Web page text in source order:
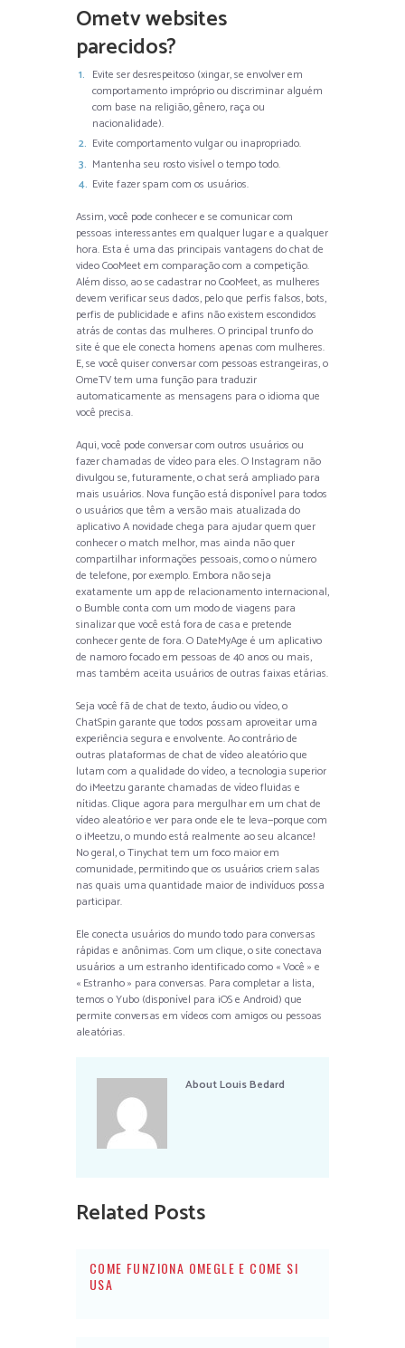
Ometv websites
parecidos?
Evite ser desrespeitoso (xingar, se envolver em
comportamento impróprio ou discriminar alguém
com base na religião, gênero, raça ou
nacionalidade).
Evite comportamento vulgar ou inapropriado.
Mantenha seu rosto visível o tempo todo.
Evite fazer spam com os usuários.
Assim, você pode conhecer e se comunicar com
pessoas interessantes em qualquer lugar e a qualquer
hora. Esta é uma das principais vantagens do chat de
video CooMeet em comparação com a competição.
Além disso, ao se cadastrar no CooMeet, as mulheres
devem verificar seus dados, pelo que perfis falsos, bots,
perfis de publicidade e afins não existem escondidos
atrás de contas das mulheres. O principal trunfo do
site é que ele conecta homens apenas com mulheres.
E, se você quiser conversar com pessoas estrangeiras, o
OmeTV tem uma função para traduzir
automaticamente as mensagens para o idioma que
você precisa.
Aqui, você pode conversar com outros usuários ou
fazer chamadas de vídeo para eles. O Instagram não
divulgou se, futuramente, o chat será ampliado para
mais usuários. Nova função está disponível para todos
o usuários que têm a versão mais atualizada do
aplicativo A novidade chega para ajudar quem quer
conhecer o match melhor, mas ainda não quer
compartilhar informações pessoais, como o número
de telefone, por exemplo. Embora não seja
exatamente um app de relacionamento internacional,
o Bumble conta com um modo de viagens para
sinalizar que você está fora de casa e pretende
conhecer gente de fora. O DateMyAge é um aplicativo
de namoro focado em pessoas de 40 anos ou mais,
mas também aceita usuários de outras faixas etárias.
Seja você fã de chat de texto, áudio ou vídeo, o
ChatSpin garante que todos possam aproveitar uma
experiência segura e envolvente. Ao contrário de
outras plataformas de chat de vídeo aleatório que
lutam com a qualidade do vídeo, a tecnologia superior
do iMeetzu garante chamadas de vídeo fluidas e
nítidas. Clique agora para mergulhar em um chat de
vídeo aleatório e ver para onde ele te leva—porque com
o iMeetzu, o mundo está realmente ao seu alcance!
No geral, o Tinychat tem um foco maior em
comunidade, permitindo que os usuários criem salas
nas quais uma quantidade maior de indivíduos possa
participar.
Ele conecta usuários do mundo todo para conversas
rápidas e anônimas. Com um clique, o site conectava
usuários a um estranho identificado como « Você » e
« Estranho » para conversas. Para completar a lista,
temos o Yubo (disponível para iOS e Android) que
permite conversas em vídeos com amigos ou pessoas
aleatórias.
AboutLouis Bedard
Related Posts
COME FUNZIONA OMEGLE E COME SI
USA